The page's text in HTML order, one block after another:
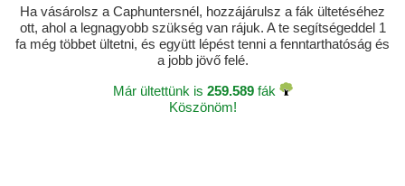
Ha vásárolsz a Caphuntersnél, hozzájárulsz a fák ültetéséhez
ott, ahol a legnagyobb szükség van rájuk. A te segítségeddel 1
fa még többet ültetni, és együtt lépést tenni a fenntarthatóság és
a jobb jövő felé.
Már ültettünk is 259.589fák
Köszönöm!